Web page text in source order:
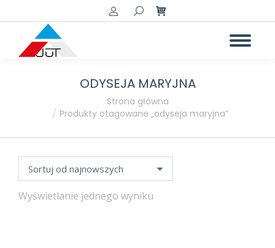
Szukaj:
ODYSEJA MARYJNA
Strona główna
Produkty otagowane „odyseja maryjna”
Wyświetlanie jednego wyniku